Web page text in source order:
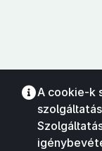
A cookie-k